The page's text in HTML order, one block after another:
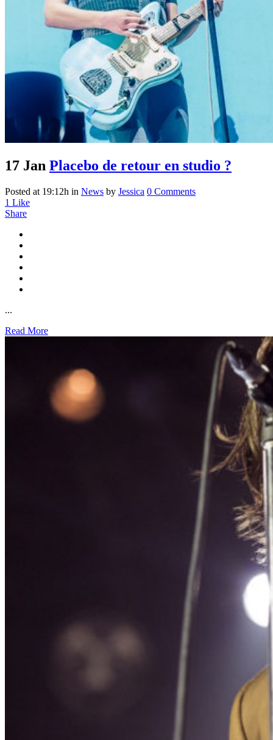
17 Jan Placebo de retour en studio ?
Posted at 19:12h in News by Jessica 0 Comments
1 Like
Share
...
Read More